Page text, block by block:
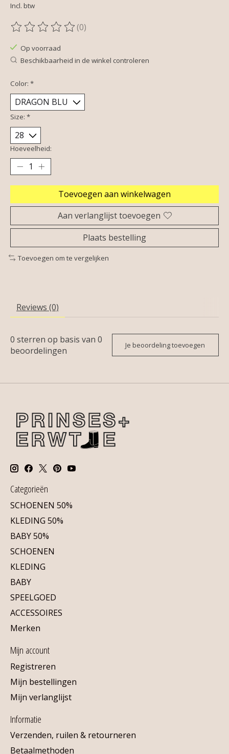
Incl. btw
De beoordeling van dit product is
(0)
Op voorraad
Beschikbaarheid in de winkel controleren
Color: *
Size: *
Hoeveelheid:
Toevoegen aan winkelwagen
Aan verlanglijst toevoegen
Plaats bestelling
Toevoegen om te vergelijken
Reviews (0)
0 sterren op basis van 0
beoordelingen
Je beoordeling toevoegen
Categorieën
SCHOENEN 50%
KLEDING 50%
BABY 50%
SCHOENEN
KLEDING
BABY
SPEELGOED
ACCESSOIRES
Merken
Mijn account
Registreren
Mijn bestellingen
Mijn verlanglijst
Informatie
Verzenden, ruilen & retourneren
Betaalmethoden